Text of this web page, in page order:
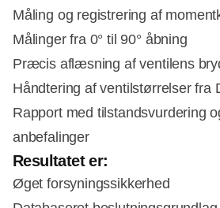
Måling og registrering af
Målinger fra 0° til 90° åbning
Præcis aflæsning af ventilens
Håndtering af ventilstørrelser fra
Rapport med tilstandsvurdering
anbefalinger
Resultatet er:
Øget forsyningssikkerhed